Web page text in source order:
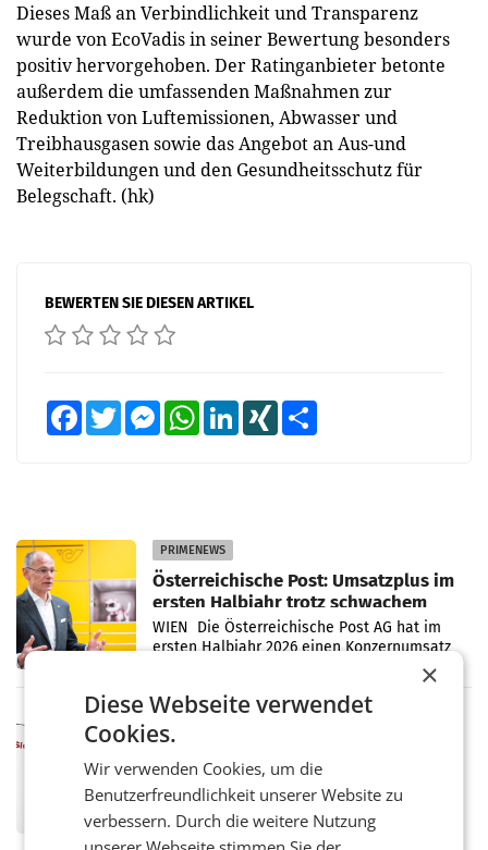
Dieses Maß an Verbindlichkeit und Transparenz
wurde von EcoVadis in seiner Bewertung besonders
positiv hervorgehoben. Der Ratinganbieter betonte
außerdem die umfassenden Maßnahmen zur
Reduktion von Luftemissionen, Abwasser und
Treibhausgasen sowie das Angebot an Aus-und
Weiterbildungen und den Gesundheitsschutz für
Belegschaft. (hk)
BEWERTEN SIE DIESEN ARTIKEL
FacebookTwitter MessengerWhatsAppLinkedInXING
PRIMENEWS
Österreichische Post: Umsatzplus im
ersten Halbjahr trotz schwachem
Briefgeschäft
WIEN Die Österreichische Post AG hat im
ersten Halbjahr 2026 einen Konzernumsatz
von 1.544,0 Mio. EUR erwirtschaftet, was
einem Plus von 3,8 Prozent gegenüber dem
Vergleichszeitraum
MARKETING & MEDIA
ProSiebenSat.1 spart und macht
überraschend viel Gewinn
UNTERFÖHRING/MAILAND/AMSTERDAM. Der
Fernsehkonzern ProSiebenSat.1 hat im
Frühjahr dank Kostensenkungen operativ
wieder Gewinn gemacht und die
×
Diese Webseite verwendet
Cookies.
Wir verwenden Cookies, um die
Benutzerfreundlichkeit unserer Website zu
verbessern. Durch die weitere Nutzung